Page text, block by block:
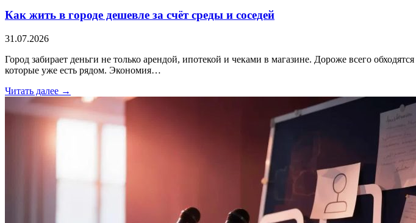
Как жить в городе дешевле за счёт среды и соседей
31.07.2026
Город забирает деньги не только арендой, ипотекой и чеками в магазине. Дороже всего
которые уже есть рядом. Экономия…
Читать далее →